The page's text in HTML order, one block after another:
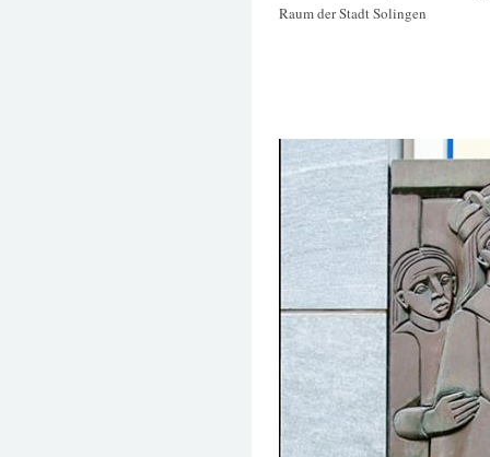
Raum der Stadt Solingen